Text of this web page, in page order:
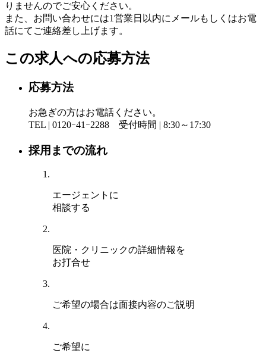
りませんのでご安心ください。
また、お問い合わせには1営業日以内にメールもしくはお電
話にてご連絡差し上げます。
この求人への応募方法
応募方法
お急ぎの方はお電話ください。
TEL | 0120ｰ41ｰ2288 受付時間 | 8:30～17:30
採用までの流れ
エージェントに
相談する
医院・クリニックの詳細情報を
お打合せ
ご希望の場合は面接内容のご説明
ご希望に